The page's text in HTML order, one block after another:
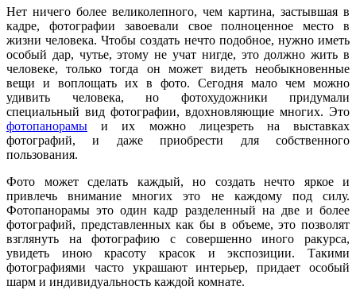
Нет ничего более великолепного, чем картина, застывшая в
кадре, фотографии завоевали свое полноценное место в
жизни человека. Чтобы создать нечто подобное, нужно иметь
особый дар, чутье, этому не учат нигде, это должно жить в
человеке, только тогда он может видеть необыкновенные
вещи и воплощать их в фото. Сегодня мало чем можно
удивить человека, но фотохудожники придумали
специальный вид фотографии, вдохновляющие многих. Это
фотопанорамы и их можно лицезреть на выставках
фотографий, и даже приобрести для собственного
пользования.
Фото может сделать каждый, но создать нечто яркое и
привлечь внимание многих это не каждому под силу.
Фотопанорамы это один кадр разделенный на две и более
фотографий, представленных как бы в объеме, это позволят
взглянуть на фотографию с совершенно иного ракурса,
увидеть иною красоту красок и экспозиции. Такими
фотографиями часто украшают интерьер, придает особый
шарм и индивидуальность каждой комнате.